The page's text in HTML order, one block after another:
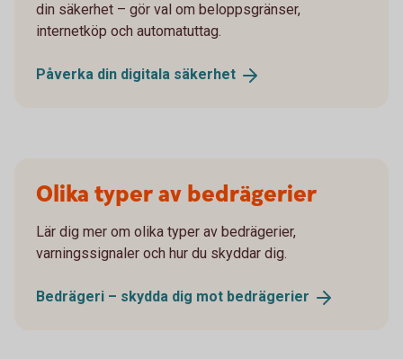
din säkerhet – gör val om beloppsgränser,
internetköp och automatuttag.
Påverka din digitala säkerhet
Olika typer av bedrägerier
Lär dig mer om olika typer av bedrägerier,
varningssignaler och hur du skyddar dig.
Bedrägeri – skydda dig mot bedrägerier